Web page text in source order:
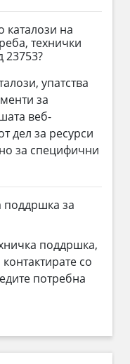
на
технички
23753?
упатства
за
веб-
дел за ресурси
за специфични
поддршка за
поддршка,
со
потребна